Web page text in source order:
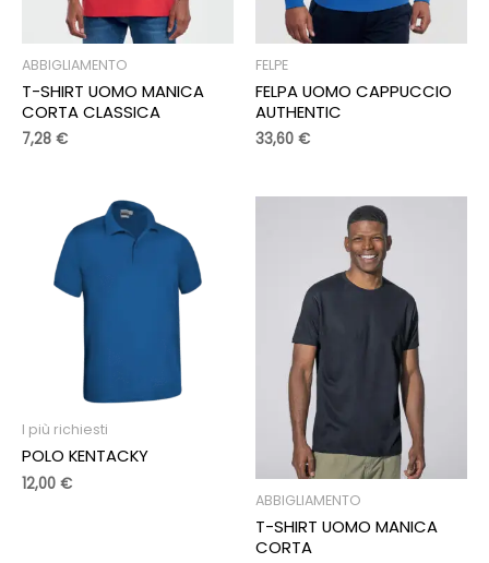
ABBIGLIAMENTO
T-SHIRT UOMO MANICA
CORTA CLASSICA
7,28 €
FELPE
FELPA UOMO CAPPUCCIO
AUTHENTIC
33,60 €
I più richiesti
POLO KENTACKY
12,00 €
ABBIGLIAMENTO
T-SHIRT UOMO MANICA
CORTA